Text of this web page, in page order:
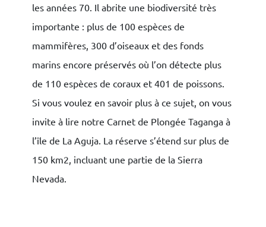
les années 70. Il abrite une biodiversité très
importante : plus de 100 espèces de
mammifères, 300 d’oiseaux et des fonds
marins encore préservés où l’on détecte plus
de 110 espèces de coraux et 401 de poissons.
Si vous voulez en savoir plus à ce sujet, on vous
invite à lire notre Carnet de Plongée Taganga à
l’île de La Aguja. La réserve s’étend sur plus de
150 km2, incluant une partie de la Sierra
Nevada.